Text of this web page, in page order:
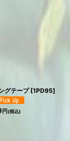
グテープ [1PD95]
円(税込)